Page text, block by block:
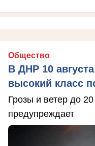
Общество
В ДНР 10
высокий класс
Грозы и ветер до
предупреждает